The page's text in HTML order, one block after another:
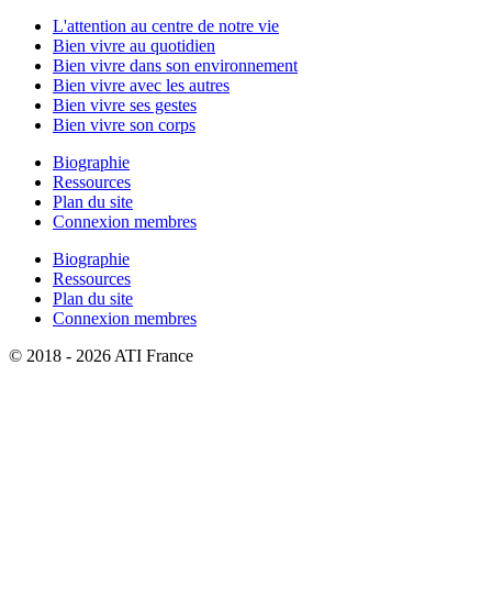
L'attention au centre de notre vie
Bien vivre au quotidien
Bien vivre dans son environnement
Bien vivre avec les autres
Bien vivre ses gestes
Bien vivre son corps
Biographie
Ressources
Plan du site
Connexion membres
Biographie
Ressources
Plan du site
Connexion membres
© 2018 - 2026 ATI France